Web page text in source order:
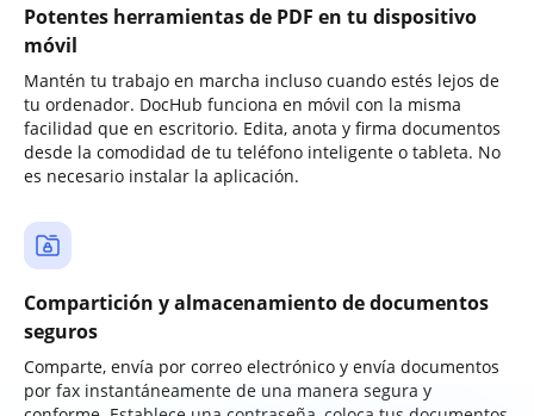
Potentes herramientas de PDF en tu dispositivo
móvil
Mantén tu trabajo en marcha incluso cuando estés lejos de
tu ordenador. DocHub funciona en móvil con la misma
facilidad que en escritorio. Edita, anota y firma documentos
desde la comodidad de tu teléfono inteligente o tableta. No
es necesario instalar la aplicación.
Compartición y almacenamiento de documentos
seguros
Comparte, envía por correo electrónico y envía documentos
por fax instantáneamente de una manera segura y